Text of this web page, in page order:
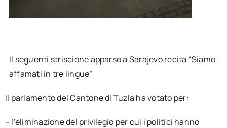
Il seguenti striscione apparso a Sarajevo recita “Siamo
affamati in tre lingue”
Il parlamento del Cantone di Tuzla ha votato per:
– l’eliminazione del privilegio per cui i politici hanno